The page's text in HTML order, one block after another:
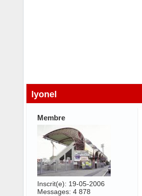
lyonel
Membre
Inscrit(e): 19-05-2006
Messages: 4 878